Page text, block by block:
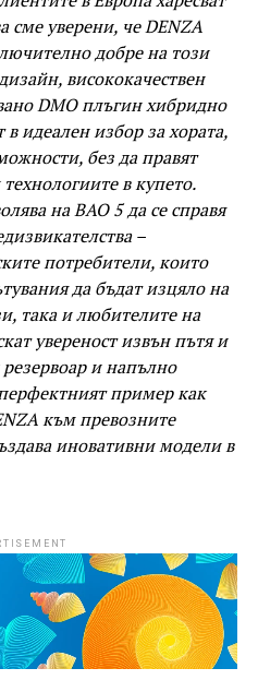
сме уверени, че DENZA
добре на този
висококачествен
DMO плъгин хибридно
идеален избор за хората,
без да правят
в купето.
на BAO 5 да се справя
–
потребители, които
да бъдат изцяло на
така и любителите на
увереност извън пътя и
и напълно
пример как
към превозните
иновативни модели в